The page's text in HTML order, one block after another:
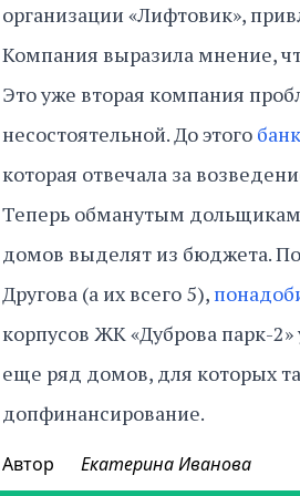
организации «Лифтовик»,
Компания выразила мнение,
Это уже вторая компания
несостоятельной. До этого
которая отвечала за
Теперь обманутым дольщикам
домов выделят из бюджета.
Другова (а их всего 5),
корпусов ЖК «Дуброва парк-2»
еще ряд домов, для которых
допфинансирование.
Автор Екатерина Иванова